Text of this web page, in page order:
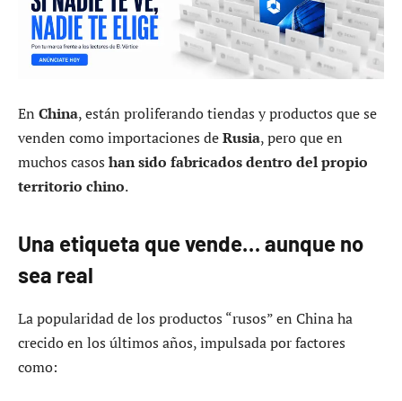
En China, están proliferando tiendas y productos que se
venden como importaciones deRusia, pero que en
muchos casos han sido fabricados dentro del propio
territorio chino.
Una etiqueta que vende… aunque no
sea real
La popularidad de los productos “rusos” en China ha
crecido en los últimos años, impulsada por factores
como: